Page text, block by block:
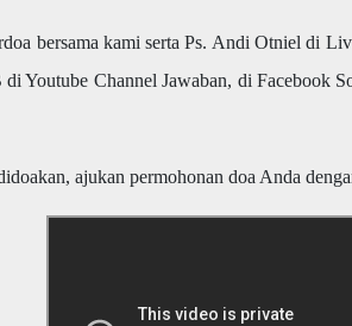
bersama kami serta Ps. Andi Otniel di
Youtube Channel Jawaban, di Facebook
ajukan permohonan doa Anda